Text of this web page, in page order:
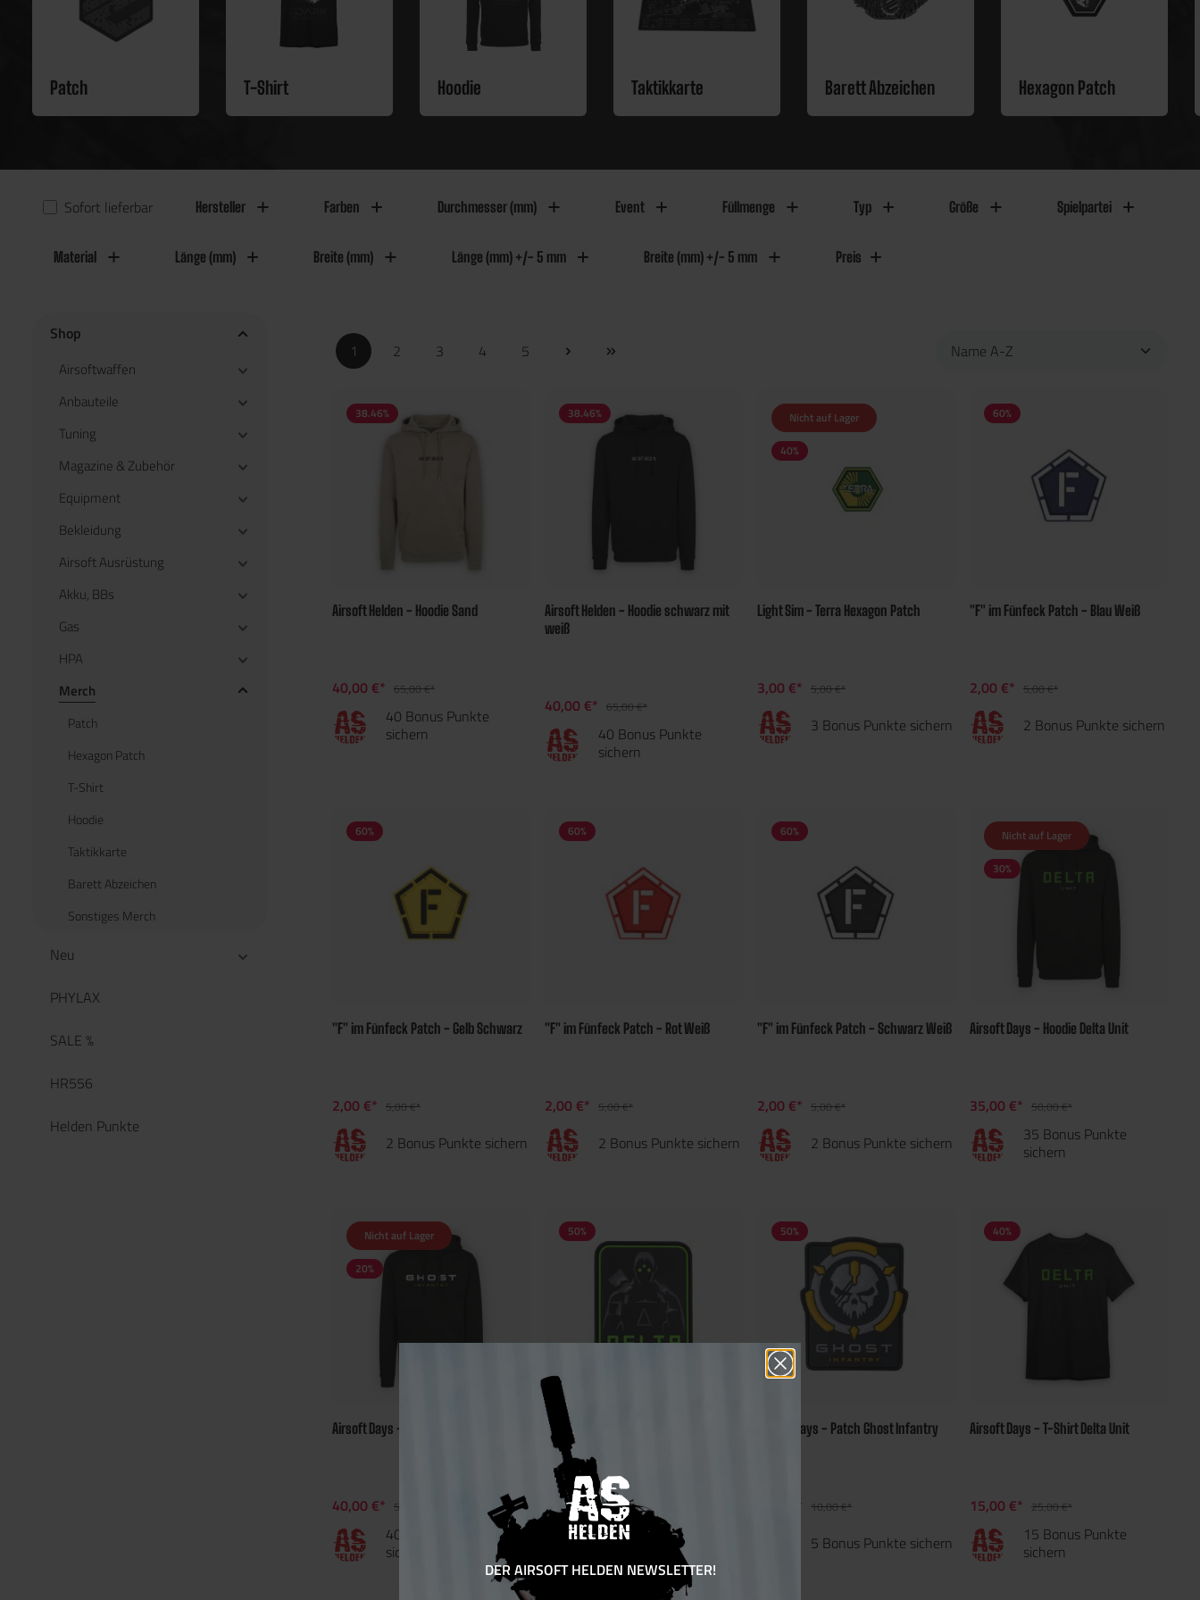
Patch T-Shirt Hoodie Taktikkarte Barett Abzeichen Hexagon Patch
Sofort lieferbar Hersteller Farben Durchmesser (mm) Event Füllmenge Typ Größe Spielpartei
Material Länge (mm) Breite (mm) Länge (mm) +/- 5 mm Breite (mm) +/- 5 mm Preis
Shop
Airsoftwaffen
Anbauteile
Tuning
Magazine & Zubehör
Equipment
Bekleidung
Airsoft Ausrüstung
Akku, BBs
Gas
HPA
Merch
Patch
Hexagon Patch
T-Shirt
Hoodie
Taktikkarte
Barett Abzeichen
Sonstiges Merch
Neu
PHYLAX
SALE %
HR556
Helden Punkte
1 2 3 4 5
38.46%
Airsoft Helden - Hoodie Sand
40,00 €* 65,00 €*
40 Bonus Punkte
sichern
38.46%
Airsoft Helden - Hoodie schwarz mit
weiß
40,00 €* 65,00 €*
40 Bonus Punkte
sichern
Nicht auf Lager
40%
Light Sim - Terra Hexagon Patch
3,00 €* 5,00 €*
3 Bonus Punkte sichern
60%
"F" im Fünfeck Patch - Blau Weiß
2,00 €* 5,00 €*
2 Bonus Punkte sichern
60%
"F" im Fünfeck Patch - Gelb Schwarz
2,00 €* 5,00 €*
2 Bonus Punkte sichern
60%
"F" im Fünfeck Patch - Rot Weiß
2,00 €* 5,00 €*
2 Bonus Punkte sichern
60%
"F" im Fünfeck Patch - Schwarz Weiß
2,00 €* 5,00 €*
2 Bonus Punkte sichern
Nicht auf Lager
30%
Airsoft Days - Hoodie Delta Unit
35,00 €* 50,00 €*
35 Bonus Punkte
sichern
Nicht auf Lager
20%
Airsoft Days - Hoodie Ghost Infantry
40,00 €* 50,00 €*
40 Bonus Punkte
sichern
50%
Airsoft Days - Patch Delta Unit
5,00 €* 10,00 €*
5 Bonus Punkte sichern
50%
Airsoft Days - Patch Ghost Infantry
5,00 €* 10,00 €*
5 Bonus Punkte sichern
40%
Airsoft Days - T-Shirt Delta Unit
15,00 €* 25,00 €*
15 Bonus Punkte
sichern
DER AIRSOFT HELDEN NEWSLETTER!